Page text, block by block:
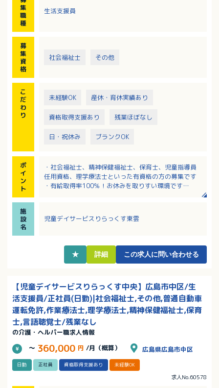
集団生活の中で友達との関わり方や社会性を身につ
等
集
職
種
生活支援員
募
集
資
格
社会福祉士 その他
こ
だ
わ
り
未経験OK 産休・育休実績あり
資格取得支援あり 残業ほぼなし
日・祝休み ブランクOK
ポ
イ
ン
ト
・社会福祉士、精神保健福祉士、保育士、児童指導員
任用資格、理学療法士といった有資格の方の募集です
・有給取得率100％！お休みを取りすい環境です
ー体制が用意されています
施
設
名
児童デイサービスりらっくす東雲
★ 詳細 この求人に問い合わせる
【児童デイサービスりらっくす中央】広島市中区/生
活支援員/正社員(日勤)|社会福祉士,その他,普通自動車
運転免許,作業療法士,理学療法士,精神保健福祉士,保育
士,言語聴覚士/残業なし
の介護・ヘルパー職求人情報
～ 360,000 円 /月（概算） 広島県広島市中区
日勤 正社員 資格取得支援あり 未経験OK
求人No.60578